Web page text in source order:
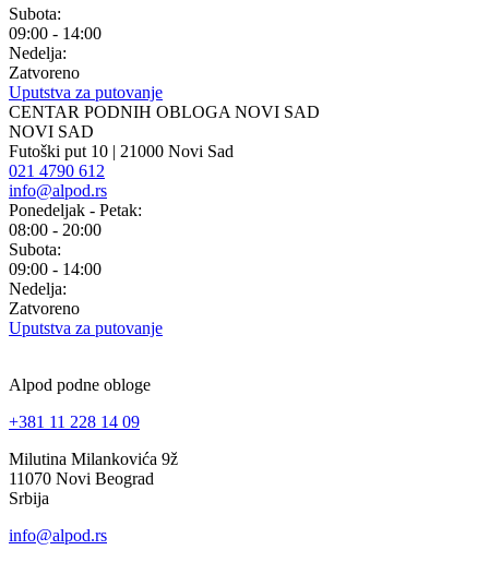
Subota:
09:00 - 14:00
Nedelja:
Zatvoreno
Uputstva za putovanje
CENTAR PODNIH OBLOGA NOVI SAD
NOVI SAD
Futoški put 10 | 21000 Novi Sad
021 4790 612
info@alpod.rs
Ponedeljak - Petak:
08:00 - 20:00
Subota:
09:00 - 14:00
Nedelja:
Zatvoreno
Uputstva za putovanje
Alpod podne obloge
+381 11 228 14 09
Milutina Milankovića 9ž
11070 Novi Beograd
Srbija
info@alpod.rs